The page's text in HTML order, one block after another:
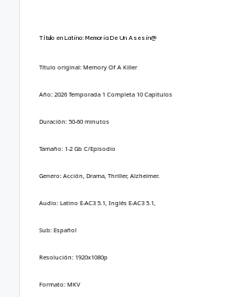
Título en Latino: Memoria De Un Asesin@
Título original: Memory Of A Killer
Año: 2026 Temporada 1 Completa 10 Capitulos
Duración: 50-60 minutos
Tamaño: 1-2 Gb C/Episodio
Genero: Acción, Drama, Thriller, Alzheimer.
Audio: Latino E-AC3 5.1, Inglés E-AC3 5.1,
Sub: Español
Resolución: 1920x1080p
Formato: MKV